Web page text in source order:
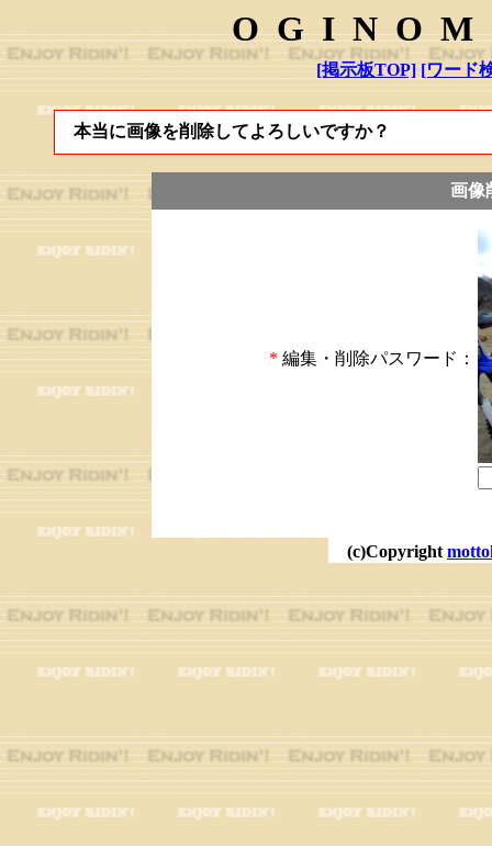
[掲示板TOP] [ワード
本当に画像を削除してよろしいですか？
画像
* 編集・削除パスワード：
(c)Copyright